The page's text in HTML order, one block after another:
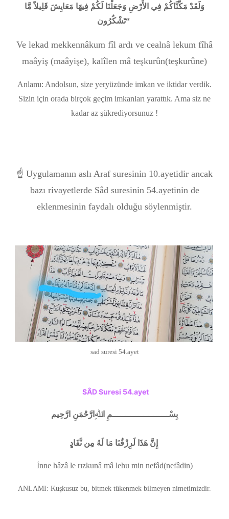
وَلَقَدْ مَكَّنَّاكُمْ فِي الأَرْضِ وَجَعَلْنَا لَكُمْ فِيهَا مَعَايِشَ قَلِيلاً مَّا
تَشْكُرُون“
Ve lekad mekkennâkum fîl ardı ve cealnâ lekum fîhâ
maâyiş (maâyişe), kalîlen mâ teşkurûn(teşkurûne)
Anlamı: Andolsun, size yeryüzünde imkan ve iktidar verdik.
Sizin için orada birçok geçim imkanları yarattık. Ama siz ne
kadar az şükrediyorsunuz !
☝ Uygulamanın aslı Araf suresinin 10.ayetidir ancak
bazı rivayetlerde Sâd suresinin 54.ayetinin de
eklenmesinin faydalı olduğu söylenmiştir.
sad suresi 54.ayet
SÂD Suresi 54.ayet
بِسْــــــــــــــــــــــمِ اﷲِارَّحْمَنِ ارَّحِيم
İnne hâzâ le rızkunâ mâ lehu min nefâd(nefâdin)
ANLAMI: Kuşkusuz bu, bitmek tükenmek bilmeyen nimetimizdir.